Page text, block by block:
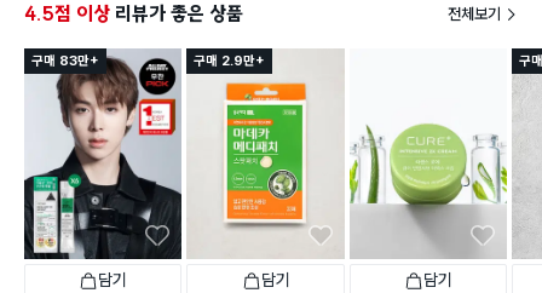
4.5점 이상 리뷰가 좋은 상품 전체보기
구매 83만+
담기
구매 2.9만+
담기 담기
구